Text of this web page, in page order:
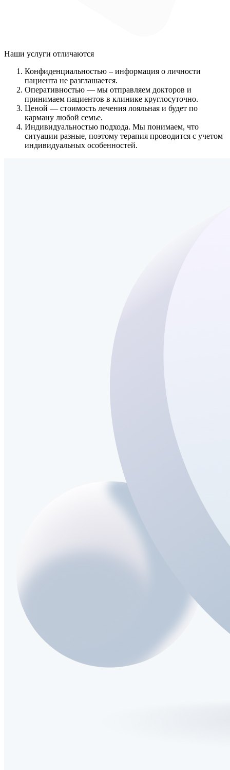
Наши услуги отличаются
Конфиденциальностью – информация о личности
пациента не разглашается.
Оперативностью — мы отправляем докторов и
принимаем пациентов в клинике круглосуточно.
Ценой — стоимость лечения лояльная и будет по
карману любой семье.
Индивидуальностью подхода. Мы понимаем, что
ситуации разные, поэтому терапия проводится с учетом
индивидуальных особенностей.